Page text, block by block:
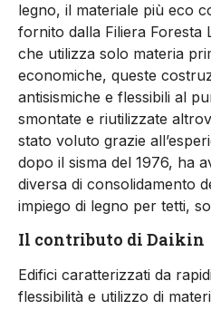
legno, il materiale più eco
fornito dalla Filiera Foresta
che utilizza solo materia
economiche, queste
antisismiche e flessibili al
smontate e riutilizzate
stato voluto grazie
dopo il sisma del 1976, ha
diversa di consolidamento
impiego di legno per tetti,
Il contributo di Daikin
Edifici caratterizzati da
flessibilità e utilizzo di